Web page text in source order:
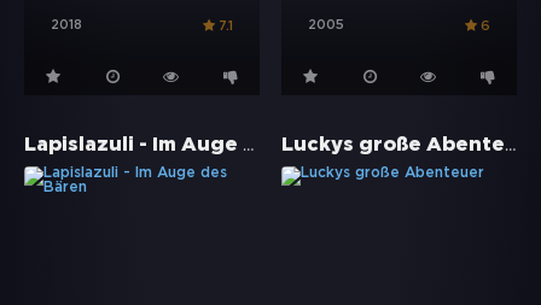
2018 7.1 2005 6
Lapislazuli - Im Auge des Bären Luckys große Abenteuer